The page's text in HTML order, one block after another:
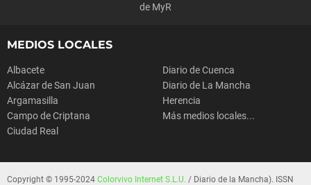
de MyR
MEDIOS LOCALES
Albacete
Alcázar de San Juan
Argamasilla
Campo de Criptana
Ciudad Real
Diario de Cuenca
Diario de La Mancha
Herencia
Más medios locales...
Copyright © 1995-2024 Colorvivo Internet S.L.U. / Diario de la Mancha). ISSN